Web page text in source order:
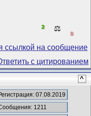
2 ⚖️
0
^
07.08.2019
1211